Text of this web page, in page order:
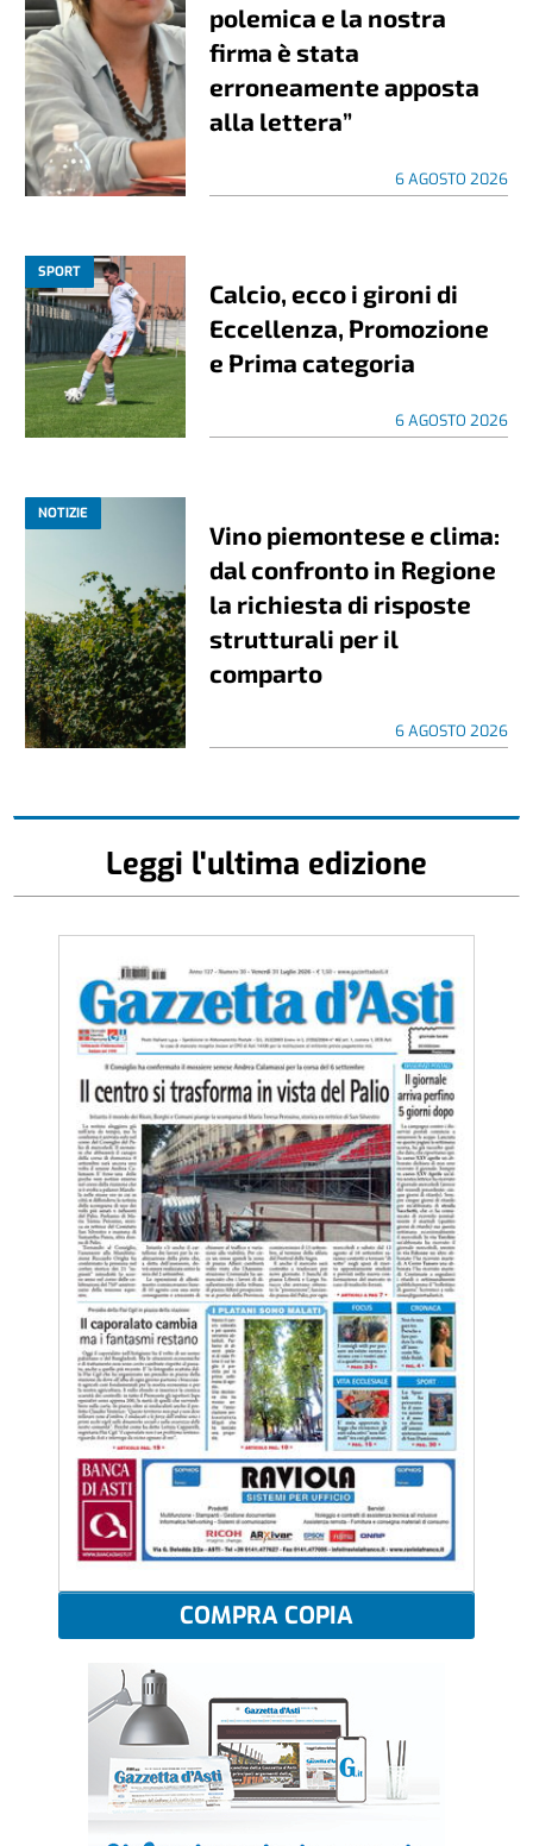
polemica e la nostra
firma è stata
erroneamente apposta
alla lettera”
6 AGOSTO 2026
SPORT
Calcio, ecco i gironi di
Eccellenza, Promozione
e Prima categoria
6 AGOSTO 2026
NOTIZIE
Vino piemontese e clima:
dal confronto in Regione
la richiesta di risposte
strutturali per il
comparto
6 AGOSTO 2026
Leggi l'ultima edizione
COMPRA COPIA